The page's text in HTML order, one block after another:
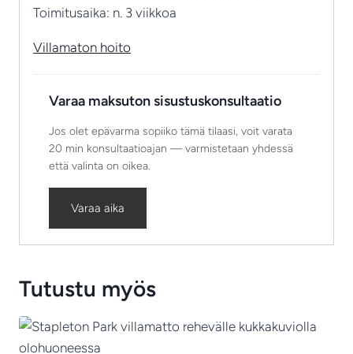
Toimitusaika: n. 3 viikkoa
Villamaton hoito
Varaa maksuton sisustuskonsultaatio
Jos olet epävarma sopiiko tämä tilaasi, voit varata
20 min konsultaatioajan — varmistetaan yhdessä
että valinta on oikea.
Varaa aika
Tutustu myös